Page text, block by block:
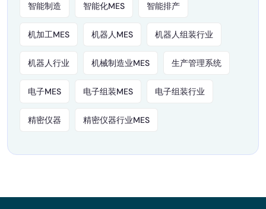
智能制造 智能化MES 智能排产
机加工MES 机器人MES 机器人组装行业
机器人行业 机械制造业MES 生产管理系统
电子MES 电子组装MES 电子组装行业
精密仪器 精密仪器行业MES